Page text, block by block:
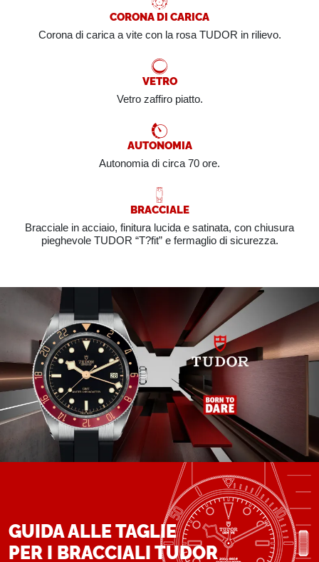
CORONA DI CARICA
Corona di carica a vite con la rosa TUDOR in rilievo.
VETRO
Vetro zaffiro piatto.
AUTONOMIA
Autonomia di circa 70 ore.
BRACCIALE
Bracciale in acciaio, finitura lucida e satinata, con chiusura
pieghevole TUDOR “T?fit” e fermaglio di sicurezza.
GUIDA ALLE TAGLIE
PER I BRACCIALI TUDOR